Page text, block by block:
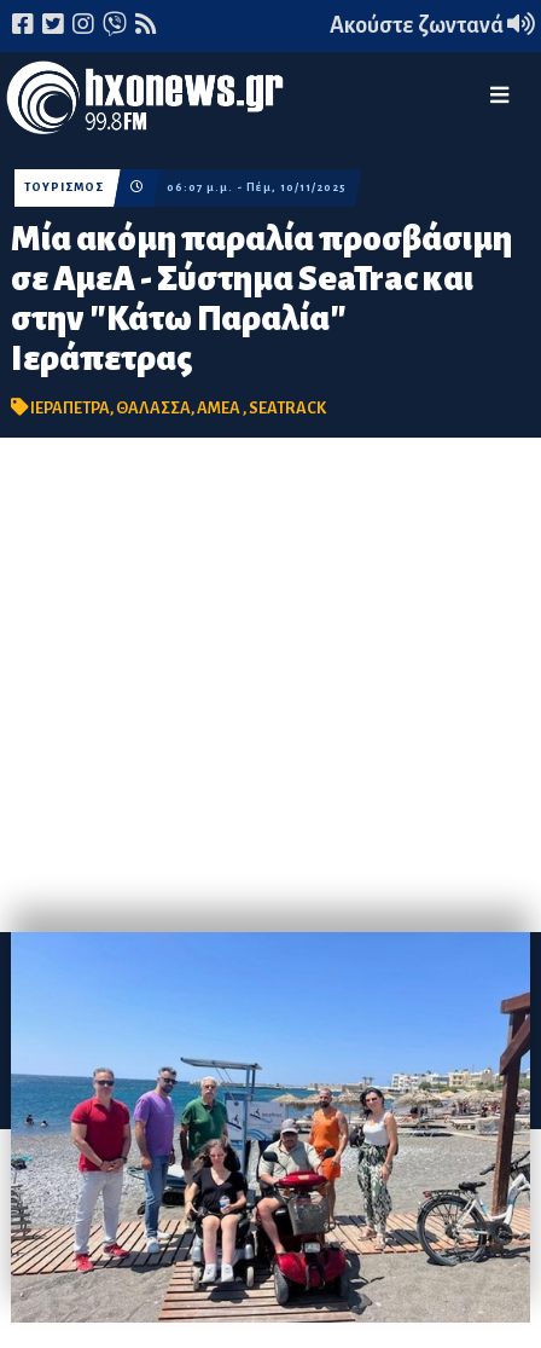
Ακούστε ζωντανά
Μία ακόμη παραλία προσβάσιμη
σε ΑμεΑ - Σύστημα SeaTrac και
στην "Κάτω Παραλία"
Ιεράπετρας
ΤΟΥΡΙΣΜΟΣ 06:07 μ.μ. - Πέμ, 10/11/2025
ΙΕΡΑΠΕΤΡΑ, ΘΑΛΑΣΣΑ,ΑΜΕΑ ,SEATRACK